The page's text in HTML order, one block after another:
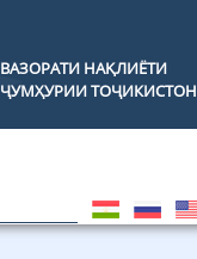
ВАЗОРАТИ НАҚЛИЁТИ
ҶУМҲУРИИ ТОҶИКИСТОН